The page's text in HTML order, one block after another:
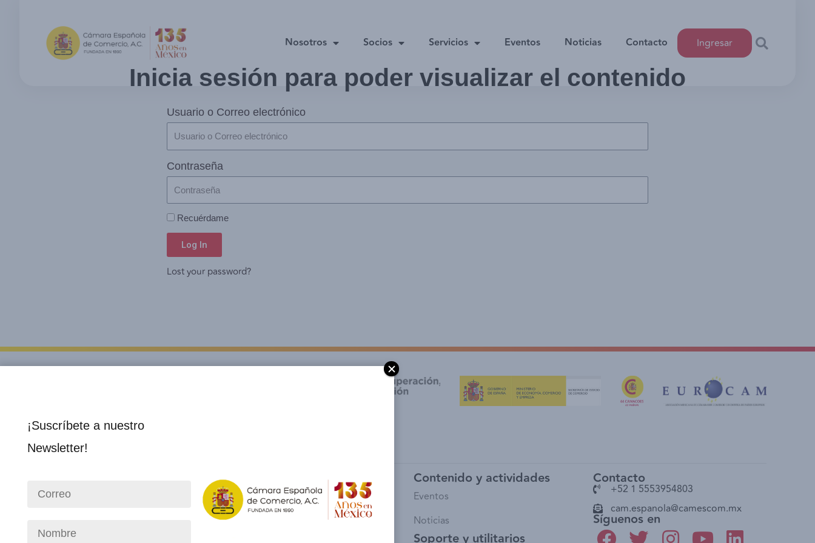
Nosotros Socios Servicios Eventos Noticias Contacto Ingresar
Inicia sesión para poder visualizar el contenido
Usuario o Correo electrónico
Contraseña
Recuérdame
Log In
Lost your password?
Nosotros
Socios y afiliación
Directorio de Socios
Membresía
Contenido y actividades
Eventos
Noticias
Soporte y utilitarios
Contacto
+52 1 5553954803
cam.espanola@camescom.mx
Síguenos en
¡Suscríbete a nuestro
Newsletter!